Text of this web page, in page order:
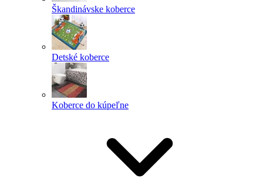
Škandinávske koberce
Detské koberce
Koberce do kúpeľne